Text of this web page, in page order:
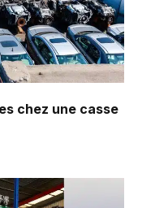
chez une casse